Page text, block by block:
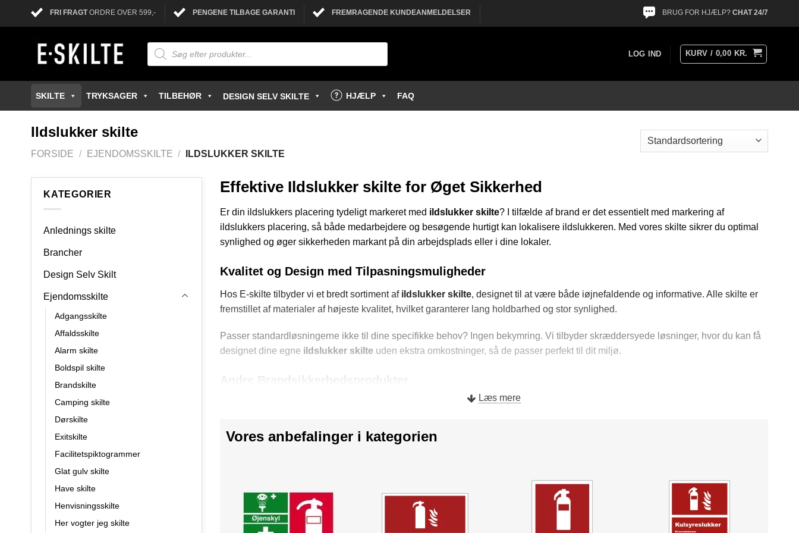
FRI FRAGTORDRE OVER 599,- PENGENE TILBAGE GARANTI FREMRAGENDE KUNDEANMELDELSER BRUG FOR HJÆLP? CHAT 24/7
LOG IND KURV / 0,00 KR.
SKILTE TRYKSAGER TILBEHØR DESIGN SELV SKILTE HJÆLP FAQ
Ildslukker skilte
FORSIDE / EJENDOMSSKILTE / ILDSLUKKER SKILTE
KATEGORIER
Anlednings skilte
Brancher
Design Selv Skilt
Ejendomsskilte
Adgangsskilte
Affaldsskilte
Alarm skilte
Boldspil skilte
Brandskilte
Camping skilte
Dørskilte
Exitskilte
Facilitetspiktogrammer
Glat gulv skilte
Have skilte
Henvisningsskilte
Her vogter jeg skilte
Effektive Ildslukker skilte for Øget Sikkerhed
Er din ildslukkers placering tydeligt markeret med ildslukker skilte? I tilfælde af brand er det essentielt med markering af
ildslukkers placering, så både medarbejdere og besøgende hurtigt kan lokalisere ildslukkeren. Med vores skilte sikrer du optimal
synlighed og øger sikkerheden markant på din arbejdsplads eller i dine lokaler.
Kvalitet og Design med Tilpasningsmuligheder
Hos E-skilte tilbyder vi et bredt sortiment af ildslukker skilte, designet til at være både iøjnefaldende og informative. Alle skilte er
fremstillet af materialer af højeste kvalitet, hvilket garanterer lang holdbarhed og stor synlighed.
Passer standardløsningerne ikke til dine specifikke behov? Ingen bekymring. Vi tilbyder skræddersyede løsninger, hvor du kan få
designet dine egne ildslukker skilteuden ekstra omkostninger, så de passer perfekt til dit miljø.
Andre Brandsikkerhedsprodukter
Udover ildslukker skilte har vi også et omfattende udvalg af andre brandsikkerhedsskilte. Dette inkluderer skilte for branddøre,
Vores skilte spiller en kritisk rolle i nødsituationer. En klar og tydelig markering af ildslukkere kan være forskellen på en hurtig
Anvendelsesmuligheder for Ildslukker Skilte
Kontorer:Markér klart ildslukkerens placering i åbne kontorlandskaber og på medarbejderes kontorer.
Læs mere
Vores anbefalinger i kategorien